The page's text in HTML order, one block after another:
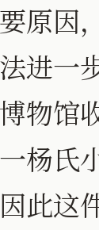
原因
进一
馆收
杨氏
此这